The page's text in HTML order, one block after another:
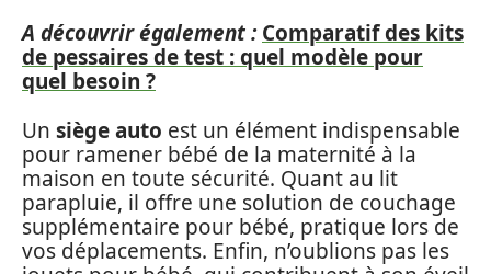
A découvrir également : Comparatif des kits
de pessaires de test : quel modèle pour
quel besoin ?
Un siège auto est un élément indispensable
pour ramener bébé de la maternité à la
maison en toute sécurité. Quant au lit
parapluie, il offre une solution de couchage
supplémentaire pour bébé, pratique lors de
vos déplacements. Enfin, n’oublions pas les